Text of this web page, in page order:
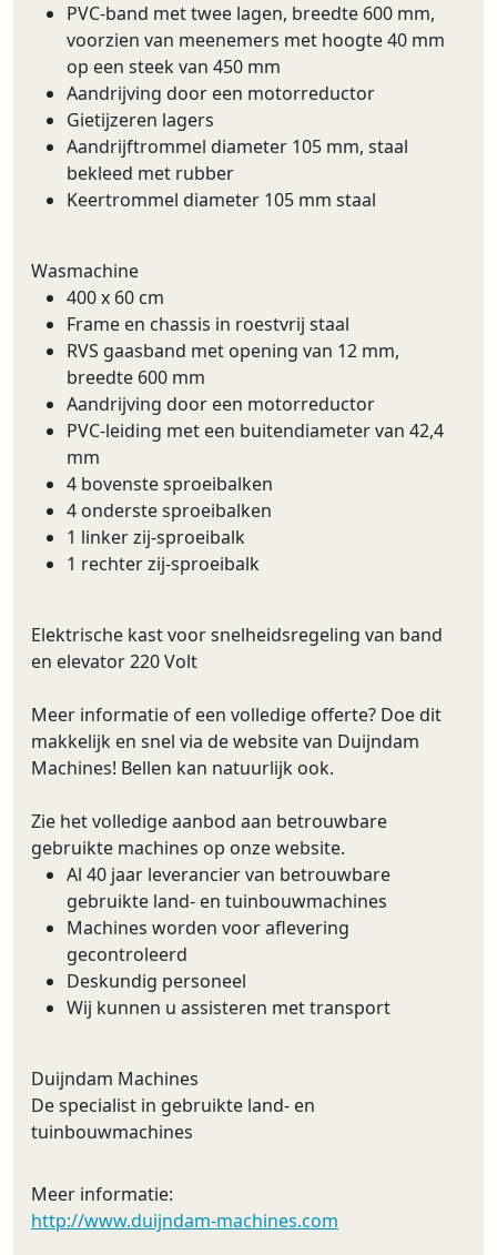
PVC-band met twee lagen, breedte 600 mm,
voorzien van meenemers met hoogte 40 mm
op een steek van 450 mm
Aandrijving door een motorreductor
Gietijzeren lagers
Aandrijftrommel diameter 105 mm, staal
bekleed met rubber
Keertrommel diameter 105 mm staal
Wasmachine
400 x 60 cm
Frame en chassis in roestvrij staal
RVS gaasband met opening van 12 mm,
breedte 600 mm
Aandrijving door een motorreductor
PVC-leiding met een buitendiameter van 42,4
mm
4 bovenste sproeibalken
4 onderste sproeibalken
1 linker zij-sproeibalk
1 rechter zij-sproeibalk
Elektrische kast voor snelheidsregeling van band
en elevator 220 Volt
Meer informatie of een volledige offerte? Doe dit
makkelijk en snel via de website van Duijndam
Machines! Bellen kan natuurlijk ook.
Zie het volledige aanbod aan betrouwbare
gebruikte machines op onze website.
Al 40 jaar leverancier van betrouwbare
gebruikte land- en tuinbouwmachines
Machines worden voor aflevering
gecontroleerd
Deskundig personeel
Wij kunnen u assisteren met transport
Duijndam Machines
De specialist in gebruikte land- en
tuinbouwmachines
Meer informatie:
http://www.duijndam-machines.com